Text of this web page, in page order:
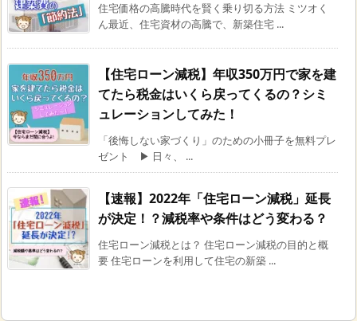
住宅価格の高騰時代を賢く乗り切る方法 ミツオく
ん最近、住宅資材の高騰で、新築住宅 ...
【住宅ローン減税】年収350万円で家を建
てたら税金はいくら戻ってくるの？シミ
ュレーションしてみた！
「後悔しない家づくり」のための小冊子を無料プレ
ゼント ▶︎ 日々、 ...
【速報】2022年「住宅ローン減税」延長
が決定！？減税率や条件はどう変わる？
住宅ローン減税とは？ 住宅ローン減税の目的と概
要 住宅ローンを利用して住宅の新築 ...